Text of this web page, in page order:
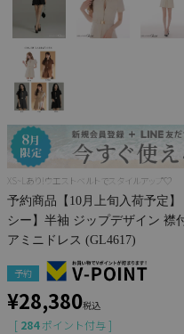
XS~Lあり!ウエストベルトでスタイルアップ♡
予約商品【10月上旬入荷予定】
シー】半袖 ジップデザイン 襟
アミニドレス (GL4617)
予約
¥28,380税込
[ 284 ポイント付与 ]